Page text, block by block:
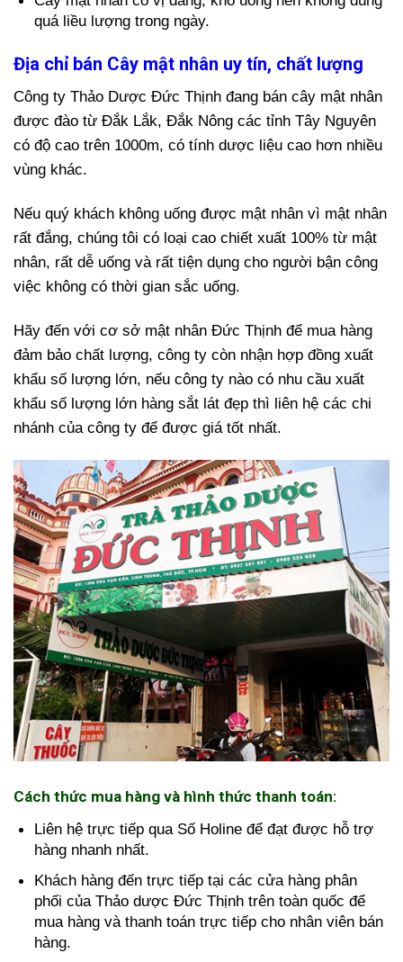
quá liều lượng trong ngày.
Địa chỉ bán Cây mật nhân uy tín, chất lượng
Công ty Thảo Dược Đức Thịnh đang bán cây mật nhân
được đào từ Đắk Lắk, Đắk Nông các tỉnh Tây Nguyên
có độ cao trên 1000m, có tính dược liệu cao hơn nhiều
vùng khác.
Nếu quý khách không uống được mật nhân vì mật nhân
rất đắng, chúng tôi có loại cao chiết xuất 100% từ mật
nhân, rất dễ uống và rất tiện dụng cho người bận công
việc không có thời gian sắc uống.
Hãy đến với cơ sở mật nhân Đức Thịnh để mua hàng
đảm bảo chất lượng, công ty còn nhận hợp đồng xuất
khẩu số lượng lớn, nếu công ty nào có nhu cầu xuất
khẩu số lượng lớn hàng sắt lát đẹp thì liên hệ các chi
nhánh của công ty để được giá tốt nhất.
Cách thức mua hàng và hình thức thanh toán:
Liên hệ trực tiếp qua Số Holine để đạt được hỗ trợ
hàng nhanh nhất.
Khách hàng đến trực tiếp tại các cửa hàng phân
phối của Thảo dược Đức Thịnh trên toàn quốc để
mua hàng và thanh toán trực tiếp cho nhân viên bán
hàng.